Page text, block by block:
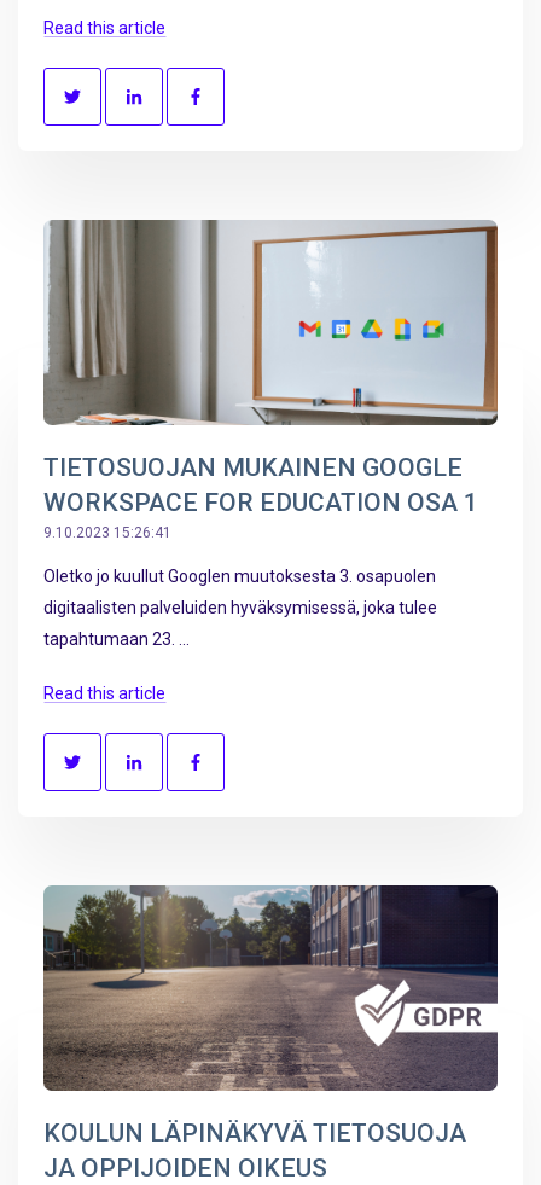
Read this article
TIETOSUOJAN MUKAINEN GOOGLE
WORKSPACE FOR EDUCATION OSA 1
9.10.2023 15:26:41
Oletko jo kuullut Googlen muutoksesta 3. osapuolen
digitaalisten palveluiden hyväksymisessä, joka tulee
tapahtumaan 23. ...
Read this article
KOULUN LÄPINÄKYVÄ TIETOSUOJA
JA OPPIJOIDEN OIKEUS